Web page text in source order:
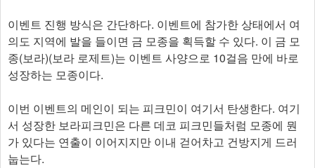
이벤트 진행 방식은 간단하다. 이벤트에 참가한 상태에서 여
의도 지역에 발을 들이면 금 모종을 획득할 수 있다. 이 금 모
종(보라)(보라 로제트)는 이벤트 사양으로 10걸음 만에 바로
성장하는 모종이다.
이번 이벤트의 메인이 되는 피크민이 여기서 탄생한다. 여기
서 성장한 보라피크민은 다른 데코 피크민들처럼 모종에 뭔
가 있다는 연출이 이어지지만 이내 걷어차고 건방지게 드러
눕는다.